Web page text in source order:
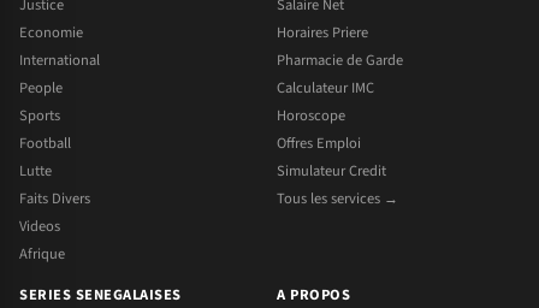
Justice
Economie
International
People
Sports
Football
Lutte
Faits Divers
Videos
Afrique
Salaire Net
Horaires Priere
Pharmacie de Garde
Calculateur IMC
Horoscope
Offres Emploi
Simulateur Credit
Tous les services →
SERIES SENEGALAISES
A PROPOS